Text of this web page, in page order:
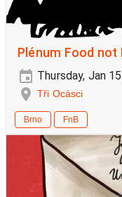
Plénum Food
Thursday, Jan
Tři Ocásci
Brno FnB